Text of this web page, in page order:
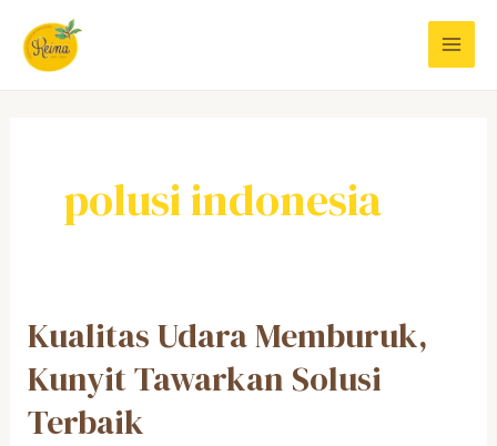
content
polusi indonesia
Kualitas Udara Memburuk,
Kunyit Tawarkan Solusi
Terbaik